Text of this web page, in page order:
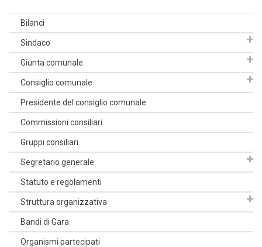
Bilanci
Sindaco
Giunta comunale
Consiglio comunale
Presidente del consiglio comunale
Commissioni consiliari
Gruppi consiliari
Segretario generale
Statuto e regolamenti
Struttura organizzativa
Bandi di Gara
Organismi partecipati